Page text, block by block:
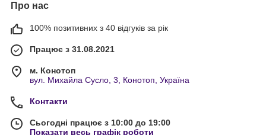
Про нас
100% позитивних з 40 відгуків за рік
Працює з 31.08.2021
м. Конотоп
вул. Михайла Сусло, 3, Конотоп, Україна
Контакти
Сьогодні працює з 10:00 до 19:00
Показати весь графік роботи